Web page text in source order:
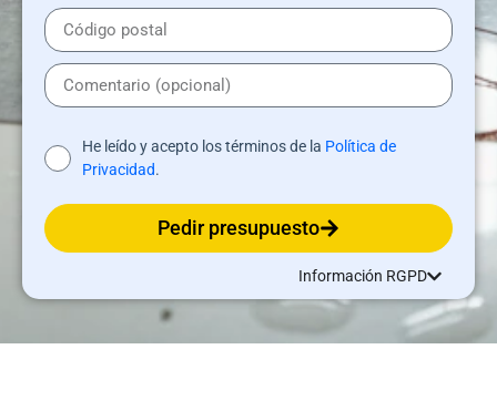
He leído y acepto los términos de la Política de
Privacidad.
Pedir presupuesto
Información RGPD